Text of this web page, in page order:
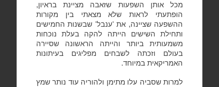
מכל אותן השפעות שזאבה מציינת בראיון,
הופתעתי לראות שלא מצאתי בין מקורות
ההשפעה שציינה, את 'ענבל' שבשנות החמישים
ותחילת השישים הייתה להקה בעלת נוכחות
משמעותית ביותר והייתה הראשונה שסיירה
בעולם וזכתה לשבחים מפליגים בעיתונות
האמריקאית במיוחד.
למרות שסביה עלו מתימן ולהוריה עוד נותר שמץ